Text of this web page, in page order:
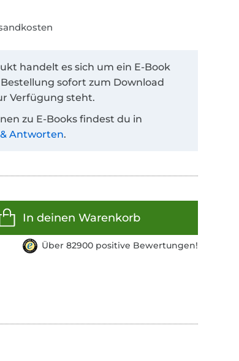
handelt es sich um ein E-Book
sofort zum Download
Verfügung steht.
zu E-Books findest du in
Antworten.
In deinen Warenkorb
Über 82900 positive Bewertungen!